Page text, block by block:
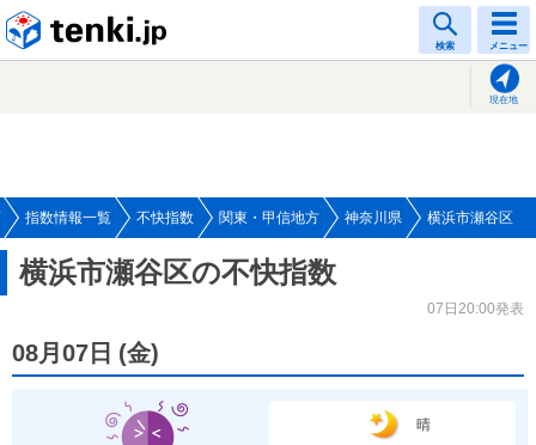
検索 メニュー
現在地
指数情報一覧 不快指数 関東・甲信地方 神奈川県 横浜市瀬谷区
横浜市瀬谷区の不快指数
07日20:00発表
08月07日 (金)
晴